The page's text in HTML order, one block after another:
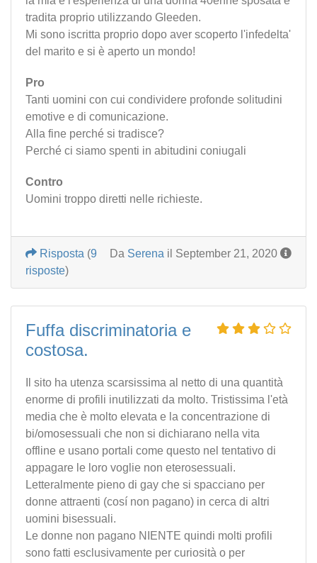
tradita proprio utilizzando Gleeden.
Mi sono iscritta proprio dopo aver scoperto l'infedelta'
del marito e si è aperto un mondo!
Pro
Tanti uomini con cui condividere profonde solitudini
emotive e di comunicazione.
Alla fine perché si tradisce?
Perché ci siamo spenti in abitudini coniugali
Contro
Uomini troppo diretti nelle richieste.
Da Serena il September 21, 2020
Risposta (9
risposte)
Fuffa discriminatoria e
costosa.
Il sito ha utenza scarsissima al netto di una quantità
enorme di profili inutilizzati da molto. Tristissima l'età
media che è molto elevata e la concentrazione di
bi/omosessuali che non si dichiarano nella vita
offline e usano portali come questo nel tentativo di
appagare le loro voglie non eterosessuali.
Letteralmente pieno di gay che si spacciano per
donne attraenti (cosí non pagano) in cerca di altri
uomini bisessuali.
Le donne non pagano NIENTE quindi molti profili
sono fatti esclusivamente per curiosità o per